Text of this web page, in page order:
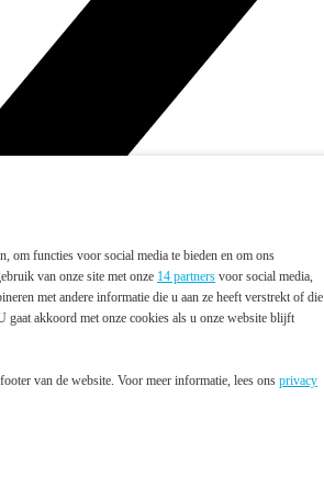
om functies voor social media te bieden en om ons
van onze site met onze 14 partners voor social media,
met andere informatie die u aan ze heeft verstrekt of die
gaat akkoord met onze cookies als u onze website blijft
van de website. Voor meer informatie, lees ons privacy